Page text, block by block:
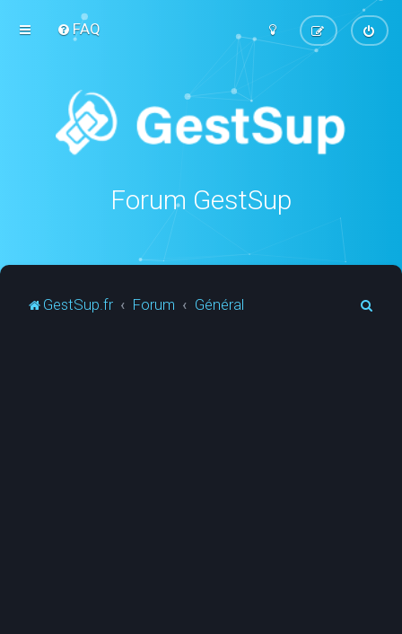
FAQ
Forum GestSup
GestSup.fr Forum Général